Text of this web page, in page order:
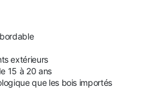
extérieurs
15 à 20 ans
que les bois importés